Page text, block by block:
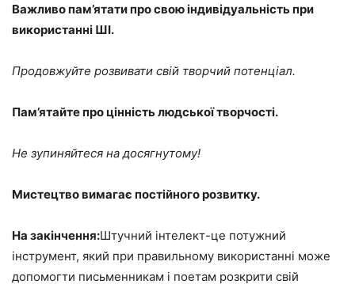
Важливо пам’ятати про свою індивідуальність при
використанні ШІ.
Продовжуйте розвивати свій творчий потенціал.
Пам’ятайте про цінність людської творчості.
Не зупиняйтеся на досягнутому!
Мистецтво вимагає постійного розвитку.
На закінчення:Штучний інтелект-це потужний
інструмент, який при правильному використанні може
допомогти письменникам і поетам розкрити свій